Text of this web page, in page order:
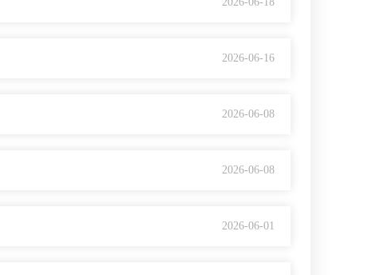
2026-06-16
2026-06-08
2026-06-08
2026-06-01